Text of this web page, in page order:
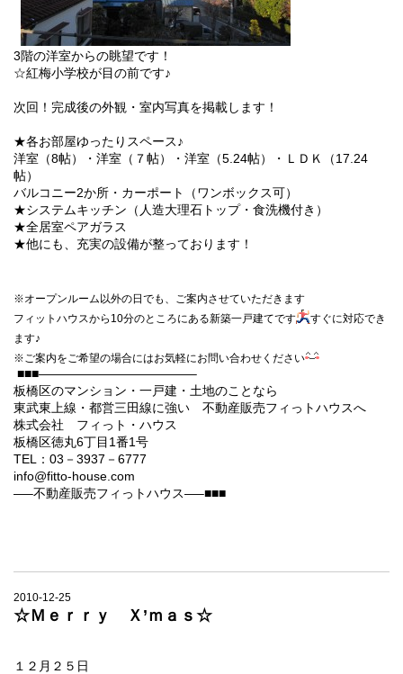
3階の洋室からの眺望です！
☆紅梅小学校が目の前です♪
次回！完成後の外観・室内写真を掲載します！
★各お部屋ゆったりスペース♪
洋室（8帖）・洋室（７帖）・洋室（5.24帖）・ＬＤＫ（17.24
帖）
バルコニー2か所・カーポート（ワンボックス可）
★システムキッチン（人造大理石トップ・食洗機付き）
★全居室ペアガラス
★他にも、充実の設備が整っております！
※オープンルーム以外の日でも、ご案内させていただきます
フィットハウスから10分のところにある新築一戸建てです
すぐに対応でき
ます♪
※ご案内をご希望の場合にはお気軽にお問い合わせください
■■■————————————–
板橋区のマンション・一戸建・土地のことなら
東武東上線・都営三田線に強い 不動産販売フィっトハウスへ
株式会社 フィっト・ハウス
板橋区徳丸6丁目1番1号
TEL：03－3937－6777
info@fitto-house.com
—–不動産販売フィっトハウス—–■■■
2010-12-25
☆Ｍｅｒｒｙ Ｘ’ｍａｓ☆
１２月２５日